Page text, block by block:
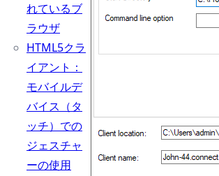
れているブ
ラウザ
HTML5クラ
イアント：
モバイルデ
バイス（タ
ッチ）での
ジェスチャ
ーの使用